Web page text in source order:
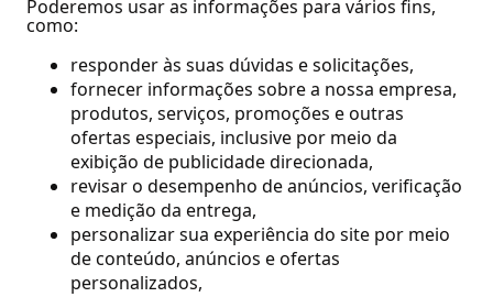
Poderemos usar as informações para vários fins,
como:
responder às suas dúvidas e solicitações,
fornecer informações sobre a nossa empresa,
produtos, serviços, promoções e outras
ofertas especiais, inclusive por meio da
exibição de publicidade direcionada,
revisar o desempenho de anúncios, verificação
e medição da entrega,
personalizar sua experiência do site por meio
de conteúdo, anúncios e ofertas
personalizados,